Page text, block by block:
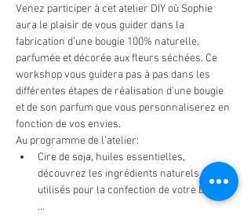
Venez participer à cet atelier DIY où Sophie
aura le plaisir de vous guider dans la
fabrication d’une bougie 100% naturelle,
parfumée et décorée aux fleurs séchées. Ce
workshop vous guidera pas à pas dans les
différentes étapes de réalisation d’une bougie
et de son parfum que vous personnaliserez en
fonction de vos envies.
Au programme de l’atelier:
Cire de soja, huiles essentielles,
découvrez les ingrédients naturels
utilisés pour la confection de votre bougie :
…